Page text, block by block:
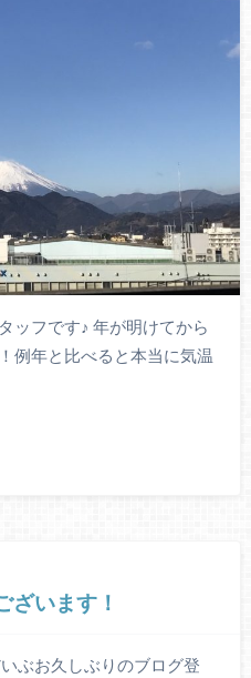
ッフです♪ 年が明けてから
例年と比べると本当に気温
ざいます！
ぶお久しぶりのブログ登